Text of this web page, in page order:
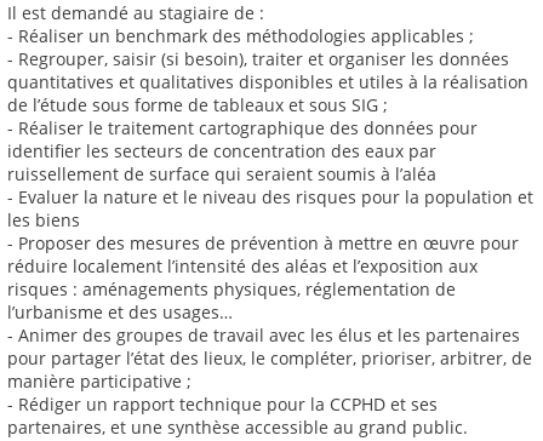
Il est demandé au stagiaire de :
- Réaliser un benchmark des méthodologies applicables ;
- Regrouper, saisir (si besoin), traiter et organiser les données
quantitatives et qualitatives disponibles et utiles à la réalisation
de l’étude sous forme de tableaux et sous SIG ;
- Réaliser le traitement cartographique des données pour
identifier les secteurs de concentration des eaux par
ruissellement de surface qui seraient soumis à l’aléa
- Evaluer la nature et le niveau des risques pour la population et
les biens
- Proposer des mesures de prévention à mettre en œuvre pour
réduire localement l’intensité des aléas et l’exposition aux
risques : aménagements physiques, réglementation de
l’urbanisme et des usages…
- Animer des groupes de travail avec les élus et les partenaires
pour partager l’état des lieux, le compléter, prioriser, arbitrer, de
manière participative ;
- Rédiger un rapport technique pour la CCPHD et ses
partenaires, et une synthèse accessible au grand public.